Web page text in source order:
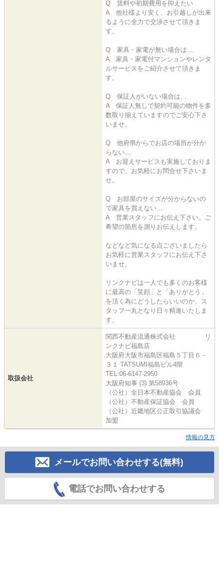
Q 賃料や初期費用を抑えたい
A 他社様より安く、お引越しが出来
るように全力で交渉させて頂きま
す。
Q 家具・家電が無い場合は…
A 家具・家電付マンションやレンタ
ルサービスをご紹介させて頂きま
す。
Q 保証人がいない場合は…
A 保証人無しで契約可能の物件を多
数取り揃えていますのでご安心下さ
いませ。
Q 他府県からでお店の場所が分か
らない…
A お迎えサービスも実施しておりま
すので、お気軽にお問合せ下さいま
せ。
Q お部屋のサイズが分からないの
で家具を買えない…
A 営業スタッフにお伝え下さい。ご
希望の箇所を測りお伝えします。
などなど気になる点ございましたら
お気軽に営業スタッフにお伝え下さ
いませ。
リンクナビは一人でも多くのお客様
に最高の「笑顔」と「ありがとう」
を頂く為にどうしたらいいのか、ス
タッフ一丸となり日々精進いたしま
す。
取扱会社
関西不動産流通株式会社 リ
ンクナビ福島店
大阪府大阪市福島区福島５丁目６－
３１ TATSUMI福島ビル4階
TEL:06-6147-2950
大阪府知事 (3) 第58936号
（公社）全日本不動産協会 会員
（公社）不動産保証協会 会員
（公社）近畿地区公正取引協議会
加盟
情報の見方
メールでお問い合わせする(無料)
電話でお問い合わせする